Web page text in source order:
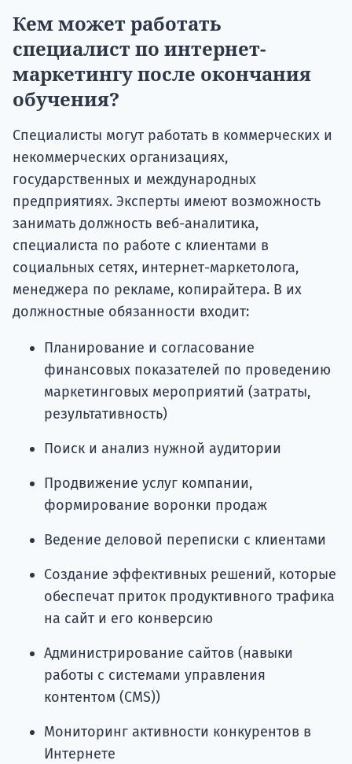
Кем может работать
специалист по интернет-
маркетингу после окончания
обучения?
Специалисты могут работать в коммерческих и
некоммерческих организациях,
государственных и международных
предприятиях. Эксперты имеют возможность
занимать должность веб-аналитика,
специалиста по работе с клиентами в
социальных сетях, интернет-маркетолога,
менеджера по рекламе, копирайтера. В их
должностные обязанности входит:
Планирование и согласование
финансовых показателей по проведению
маркетинговых мероприятий (затраты,
результативность)
Поиск и анализ нужной аудитории
Продвижение услуг компании,
формирование воронки продаж
Ведение деловой переписки с клиентами
Создание эффективных решений, которые
обеспечат приток продуктивного трафика
на сайт и его конверсию
Администрирование сайтов (навыки
работы с системами управления
контентом (CMS))
Мониторинг активности конкурентов в
Интернете